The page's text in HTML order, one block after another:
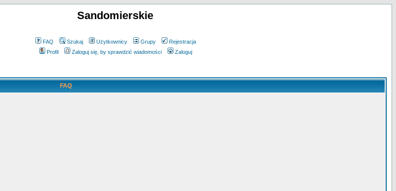
Sandomierskie
FAQ Szukaj Użytkownicy Grupy
Rejestracja
Profil
Zaloguj się, by sprawdzić wiadomości Zaloguj
FAQ